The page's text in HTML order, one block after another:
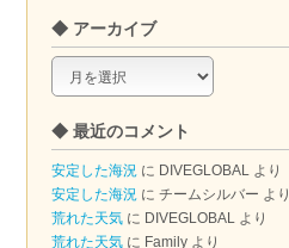
◆ アーカイブ
◆
ア
カ
イ
ブ
◆ 最近のコメント
安定した海況 に DIVEGLOBAL より
安定した海況 にチームシルバー より
荒れた天気 に DIVEGLOBAL より
荒れた天気 に Family より